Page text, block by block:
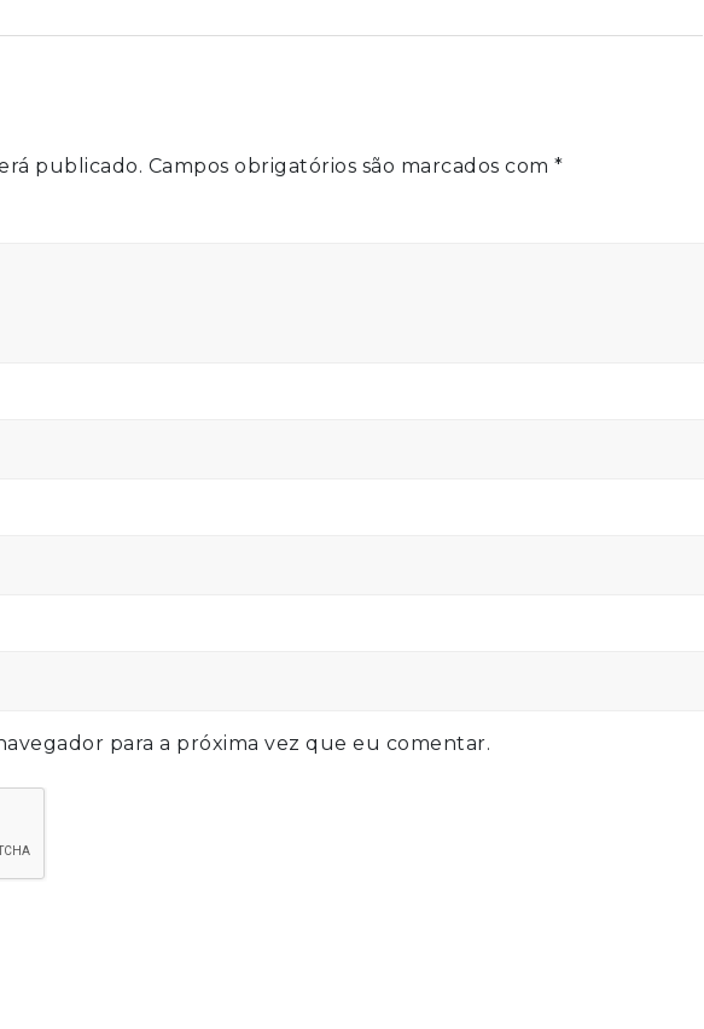
publicado. Campos obrigatórios são marcados com *
para a próxima vez que eu comentar.